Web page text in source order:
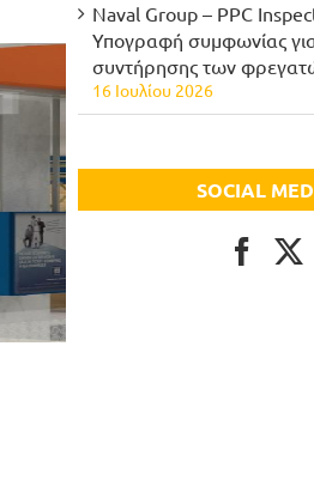
Naval Group – PPC
Υπογραφή συμφωνίας
συντήρησης των
16 Ιουλίου 2026
SOCIAL